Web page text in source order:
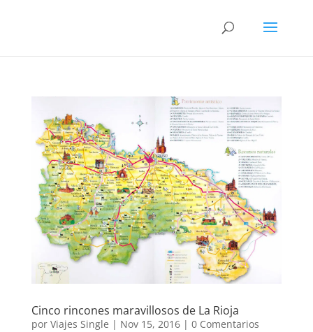
Cinco rincones maravillosos de La Rioja
por Viajes Single | Nov 15, 2016| 0 Comentarios